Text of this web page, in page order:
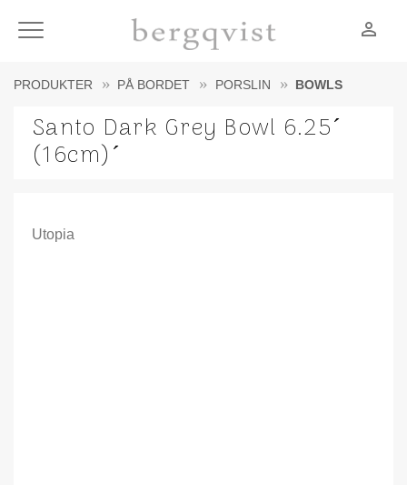
Meny person_outline
PRODUKTER PÅ BORDET PORSLIN BOWLS
Santo Dark Grey Bowl 6.25´
(16cm)´
Utopia